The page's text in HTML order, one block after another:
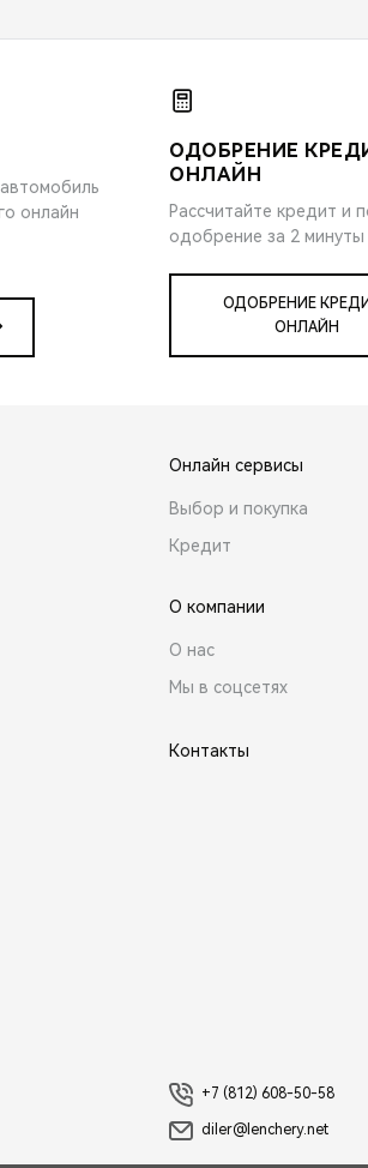
онлайн
ОДОБРЕНИЕ
ОНЛАЙН
Рассчитайте кредит и
одобрение за 2 минуты
ОДОБРЕНИЕ
ОНЛАЙН
Онлайн сервисы
Выбор и покупка
Кредит
О компании
О нас
Мы в соцсетях
Контакты
+7 (812) 608-50-58
diler@lenchery.net